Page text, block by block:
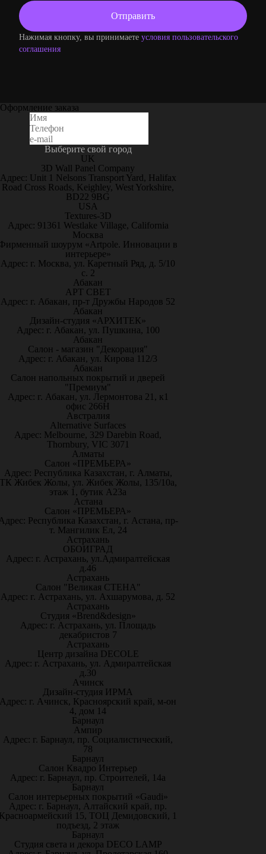
Нажимая кнопку, вы принимаете условия пользовательского
соглашения
Оформление заказа
Выберите свой город
UK
3D Wall Panel Company
Адрес: Unit 1 Nelsons Transport Yard, Halifax
Road Cross Roads, Keighley, West Yorkshire,
BD22 9BG
USA
Textures-3D
Адрес: 91361 Westlake Village, California
Москва
шоурум «Artpole. Инновации в
интерьере»
Адрес: г. Москва, ул. Каретный Ряд, д. 5/10
с. 2
Абакан
АРТ СВЕТ
Адрес: г. Абакан, пр-т Дружбы Народов 52
Абакан
Дизайн-студия «АРХИТЕК»
Адрес: г. Абакан, ул. Пушкина, 100
Абакан
Салон - магазин "Декорация"
Адрес: г. Абакан, ул. Кирова 112/3
Абакан
Салон напольных покрытий и дверей
"Премиум"
Адрес: г. Абакан, ул. Лермонтова 21, к1
офис 266Н
Австралия
Alternative Surfaces
Адрес: Melbourne, 329 Darebin Road,
Thornbury, VIC 3071
Алматы
Салон «ПРЕМЬЕРА»
Адрес: Республика Казахстан, г. Алматы,
Жибек Жолы, ул. Жибек Жолы, 135/10а,
этаж 1, бутик А23а
Астана
Салон «ПРЕМЬЕРА»
Республика Казахстан, г. Астана, пр-
т. Мангилик Ел, 24
Астрахань
ОБОИГРАД
Адрес: г. Астрахань, ул.Адмиралтейская
д.46
Астрахань
Салон "Великая СТЕНА"
Адрес: г. Астрахань, ул. Ахшарумова, д. 52
Астрахань
Студия «Brend&design»
Адрес: г. Астрахань, ул. Площадь
декабристов 7
Астрахань
Центр дизайна DECOLE
Адрес: г. Астрахань, ул. Адмиралтейская
д.30
Ачинск
Дизайн-студия ИРМА
Адрес: г. Ачинск, Красноярский край, м-он
4, дом 14
Барнаул
Ампир
Адрес: г. Барнаул, пр. Социалистический,
78
Барнаул
Салон Квадро Интерьер
Адрес: г. Барнаул, пр. Строителей, 14а
Барнаул
Салон интерьерных покрытий «Gaudi»
Адрес: г. Барнаул, Алтайский край, пр.
15, ТОЦ Демидовский, 1
подъезд, 2 этаж
Барнаул
Студия света и декора DECO LAMP